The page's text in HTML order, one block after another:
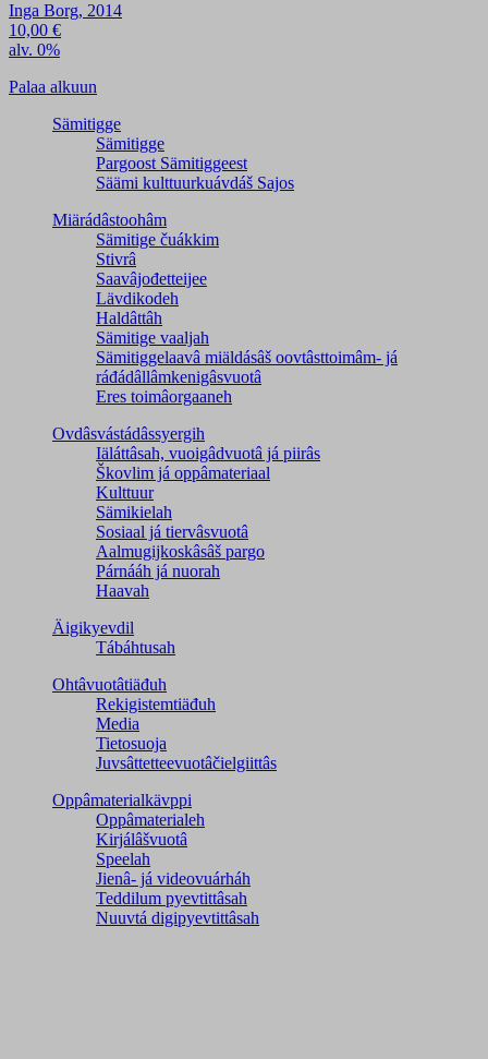
Inga Borg, 2014
10,00 €
alv. 0%
Palaa alkuun
Sämitigge
Sämitigge
Pargoost Sämitiggeest
Säämi kulttuurkuávdáš Sajos
Miärádâstoohâm
Sämitige čuákkim
Stivrâ
Saavâjođetteijee
Lävdikodeh
Haldâttâh
Sämitige vaaljah
Sämitiggelaavâ miäldásâš oovtâsttoimâm- já
ráđádâllâmkenigâsvuotâ
Eres toimâorgaaneh
Ovdâsvástádâssyergih
Iäláttâsah, vuoigâdvuotâ já piirâs
Škovlim já oppâmateriaal
Kulttuur
Sämikielah
Sosiaal já tiervâsvuotâ
Aalmugijkoskâsâš pargo
Párnááh já nuorah
Haavah
Äigikyevdil
Tábáhtusah
Ohtâvuotâtiäđuh
Rekigistemtiäđuh
Media
Tietosuoja
Juvsâttetteevuotâčielgiittâs
Oppâmaterialkävppi
Oppâmaterialeh
Kirjálâšvuotâ
Speelah
Jienâ- já videovuárháh
Teddilum pyevtittâsah
Nuuvtá digipyevtittâsah